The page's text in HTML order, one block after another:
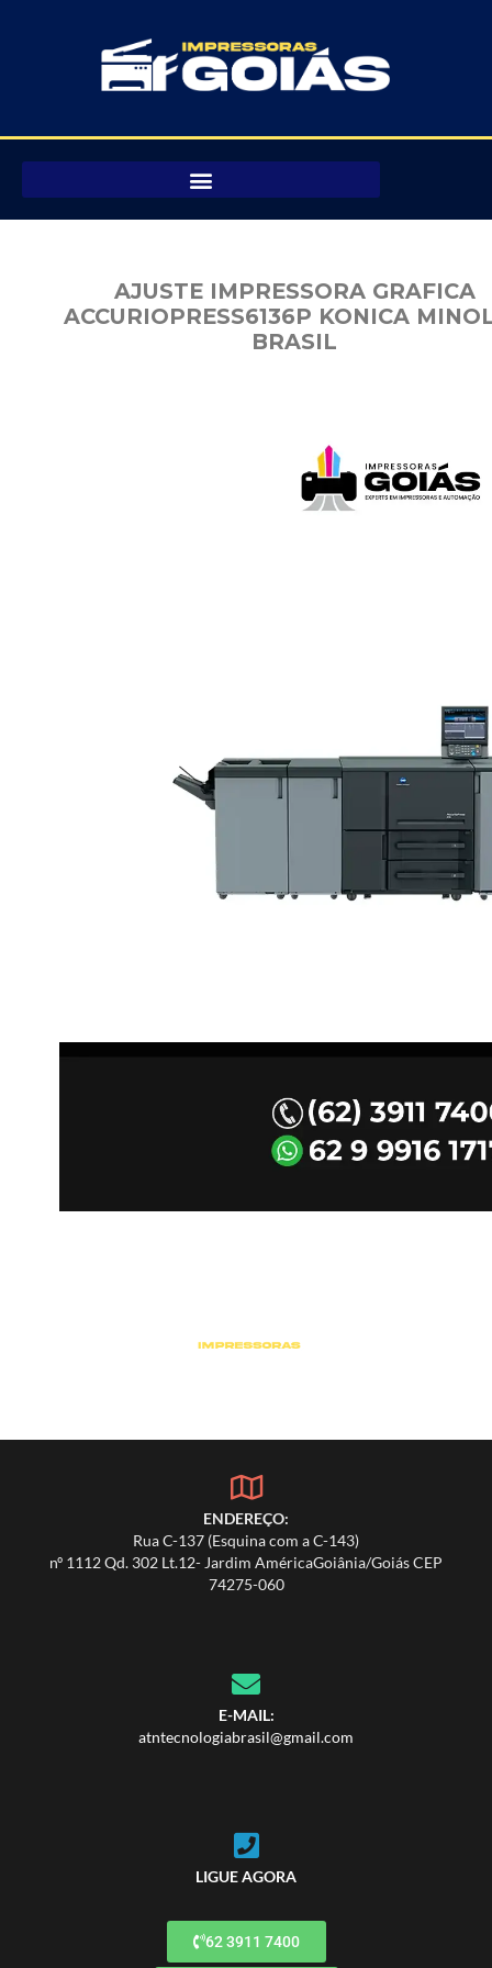
conteúdo
AJUSTE IMPRESSORA GRAFICA
ACCURIOPRESS6136P KONICA
BRASIL
ENDEREÇO:
Rua C-137 (Esquina com a C-143)
nº 1112 Qd. 302 Lt.12- Jardim AméricaGoiânia/Goiás CEP
74275-060
E-MAIL:
atntecnologiabrasil@gmail.com
LIGUE AGORA
62 3911 7400